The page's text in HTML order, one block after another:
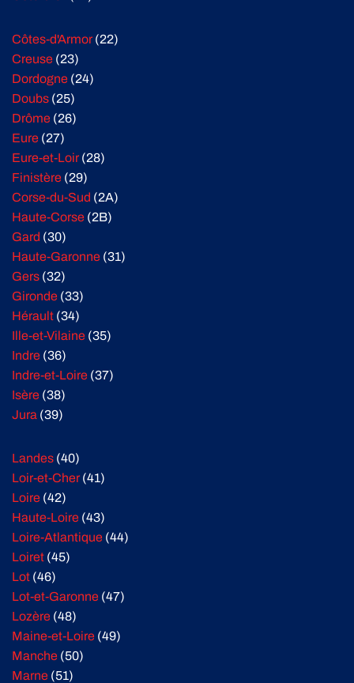
Côtes-d'Armor(22)
Creuse (23)
Dordogne (24)
Doubs (25)
Drôme (26)
Eure (27)
Eure-et-Loir(28)
Finistère (29)
Corse-du-Sud (2A)
Haute-Corse (2B)
Gard (30)
Haute-Garonne (31)
Gers (32)
Gironde (33)
Hérault (34)
Ille-et-Vilaine (35)
Indre (36)
Indre-et-Loire (37)
Isère (38)
Jura (39)
Landes (40)
Loir-et-Cher(41)
Loire (42)
Haute-Loire (43)
Loire-Atlantique (44)
Loiret (45)
Lot (46)
Lot-et-Garonne (47)
Lozère (48)
Maine-et-Loire (49)
Manche (50)
Marne (51)